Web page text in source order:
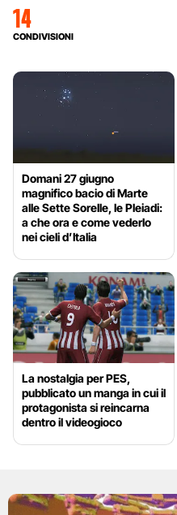
14
CONDIVISIONI
Domani 27 giugno
magnifico bacio di Marte
alle Sette Sorelle, le Pleiadi:
a che ora e come vederlo
nei cieli d’Italia
La nostalgia per PES,
pubblicato un manga in cui il
protagonista si reincarna
dentro il videogioco